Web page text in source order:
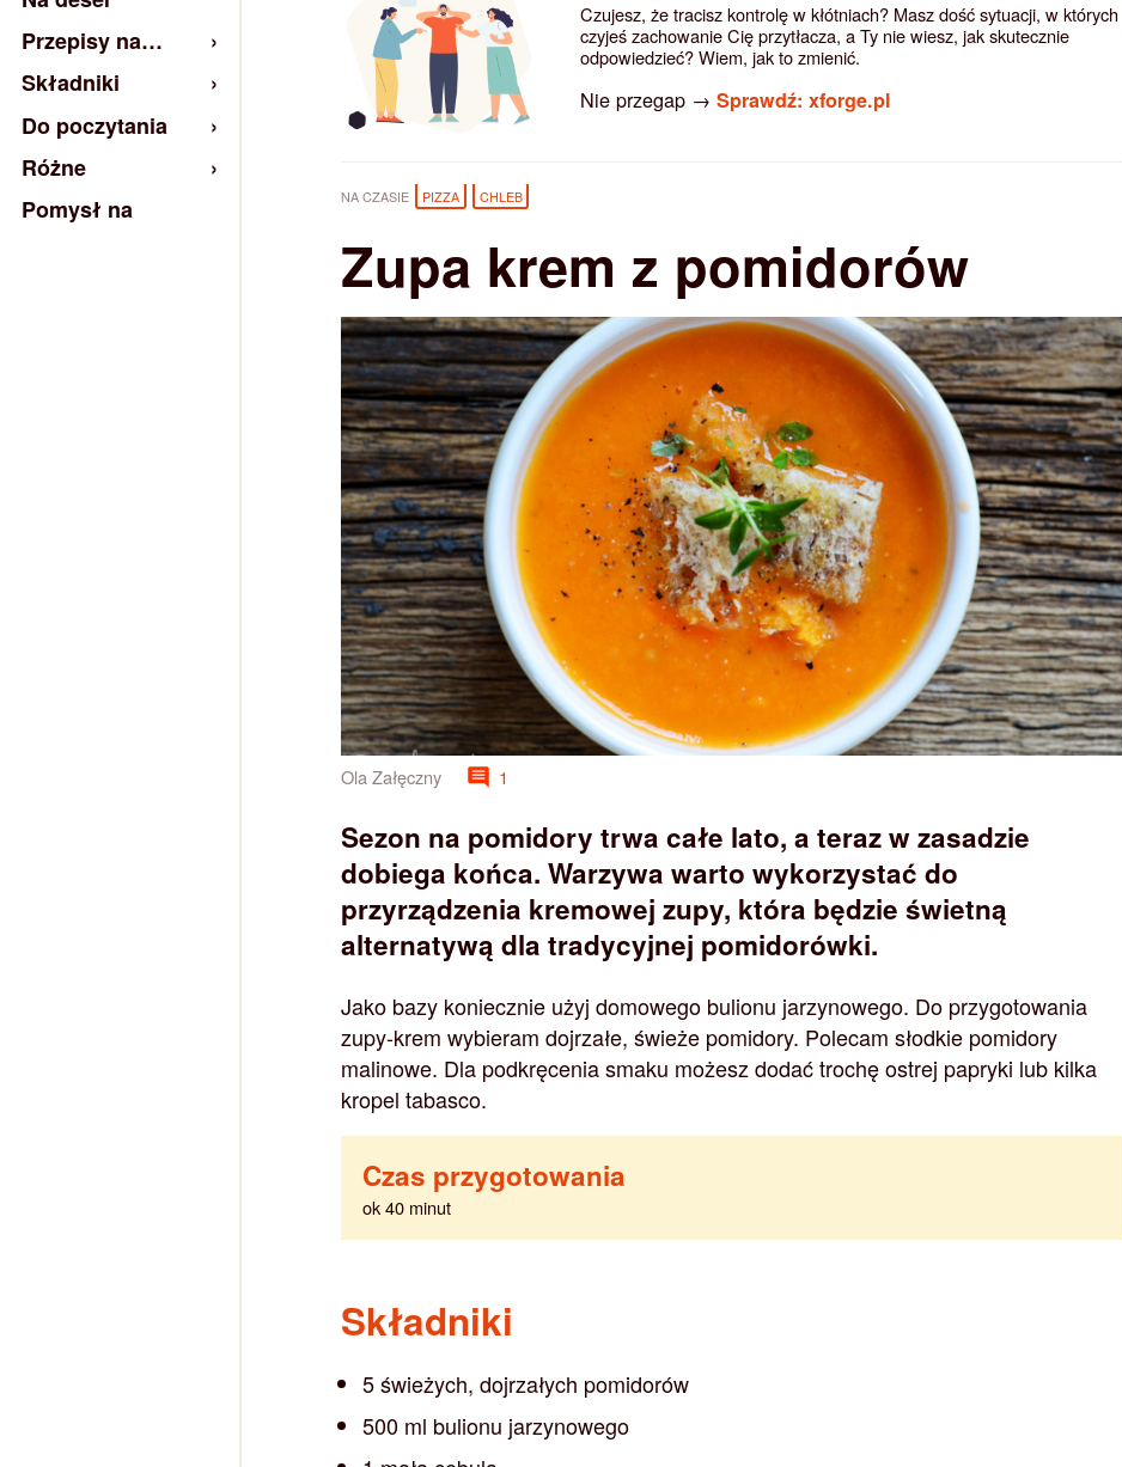
Czujesz, że tracisz kontrolę w kłótniach? Masz dość sytuacji, w których
czyjeś zachowanie Cię przytłacza, a Ty nie wiesz, jak skutecznie
odpowiedzieć? Wiem, jak to zmienić.
Nie przegap → Sprawdź: xforge.pl
NA CZASIE PIZZA CHLEB
Zupa krem z pomidorów
Ola Załęczny 1
Sezon na pomidory trwa całe lato, a teraz w zasadzie
dobiega końca. Warzywa warto wykorzystać do
przyrządzenia kremowej zupy, która będzie świetną
alternatywą dla tradycyjnej pomidorówki.
Jako bazy koniecznie użyj domowego bulionu jarzynowego. Do przygotowania
zupy-krem wybieram dojrzałe, świeże pomidory. Polecam słodkie pomidory
malinowe. Dla podkręcenia smaku możesz dodać trochę ostrej papryki lub kilka
kropel tabasco.
Czas przygotowania
ok 40 minut
Składniki
5 świeżych, dojrzałych pomidorów
500 ml bulionu jarzynowego
Przepisy na…
Składniki
Do poczytania
Różne
Pomysł na